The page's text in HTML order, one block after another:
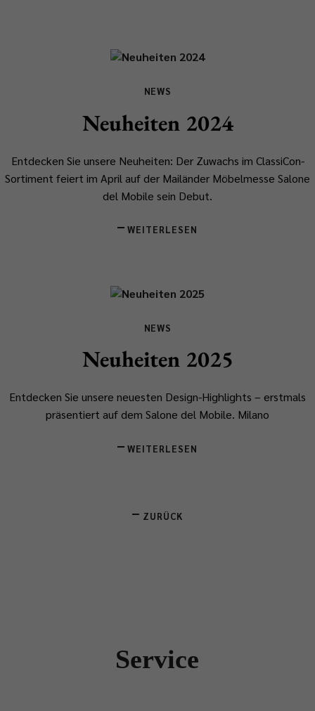
NEWS
Neuheiten 2024
Entdecken Sie unsere Neuheiten: Der Zuwachs im ClassiCon-
Sortiment feiert im April auf der Mailänder Möbelmesse Salone
del Mobile sein Debut.
WEITERLESEN
NEWS
Neuheiten 2025
Entdecken Sie unsere neuesten Design-Highlights – erstmals
präsentiert auf dem Salone del Mobile. ​Milano
WEITERLESEN
ZURÜCK
Service